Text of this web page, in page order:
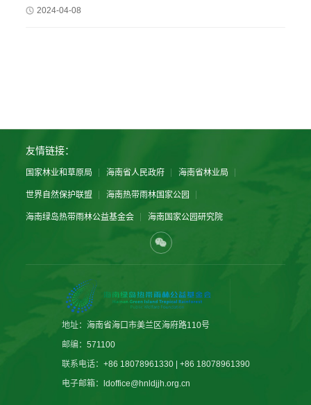
2024-04-08
友情链接：
国家林业和草原局 海南省人民政府 海南省林业局
世界自然保护联盟 海南热带雨林国家公园
海南绿岛热带雨林公益基金会 海南国家公园研究院
地址： 海南省海口市美兰区海府路110号
邮编： 571100
联系电话： +86 18078961330 | +86 18078961390
电子邮箱： ldoffice@hnldjjh.org.cn